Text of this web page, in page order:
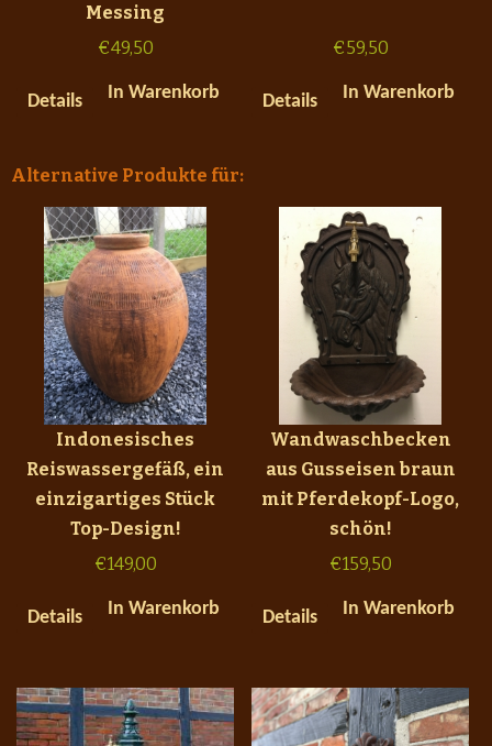
Messing
€49,50
Details In Warenkorb
€59,50
Details In Warenkorb
Alternative Produkte für:
Indonesisches
Reiswassergefäß, ein
einzigartiges Stück
Top-Design!
€149,00
Details In Warenkorb
Wandwaschbecken
aus Gusseisen braun
mit Pferdekopf-Logo,
schön!
€159,50
Details In Warenkorb